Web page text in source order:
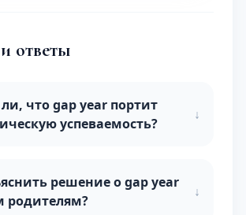
ответы
что gap year портит
успеваемость?
↓
решение о gap year
родителям?
↓